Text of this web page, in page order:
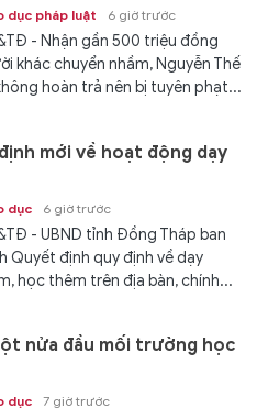
dục pháp luật 6 giờ trước
- Nhận gần 500 triệu đồng
khác chuyển nhầm, Nguyễn Thế
hoàn trả nên bị tuyên phạt...
mới về hoạt động dạy
dục 6 giờ trước
- UBND tỉnh Đồng Tháp ban
Quyết định quy định về dạy
học thêm trên địa bàn, chính...
nửa đầu mối trường học
dục 7 giờ trước